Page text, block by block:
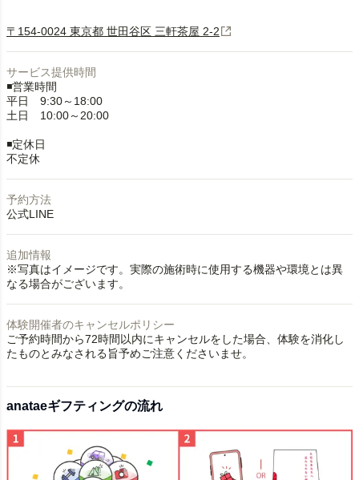
〒154-0024 東京都 世田谷区 三軒茶屋 2-2
サービス提供時間
◾️営業時間
平日 9:30～18:00
土日 10:00～20:00
◾️定休日
不定休
予約方法
公式LINE
追加情報
※写真はイメージです。実際の施術時に使用する機器や環境とは異
なる場合がございます。
体験開催者のキャンセルポリシー
ご予約時間から72時間以内にキャンセルをした場合、体験を消化し
たものとみなされる旨予めご注意くださいませ。
anataeギフティングの流れ